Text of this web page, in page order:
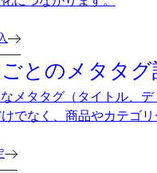
とのメタタグ
メタタグ（タイトル、
でなく、商品やカテゴ